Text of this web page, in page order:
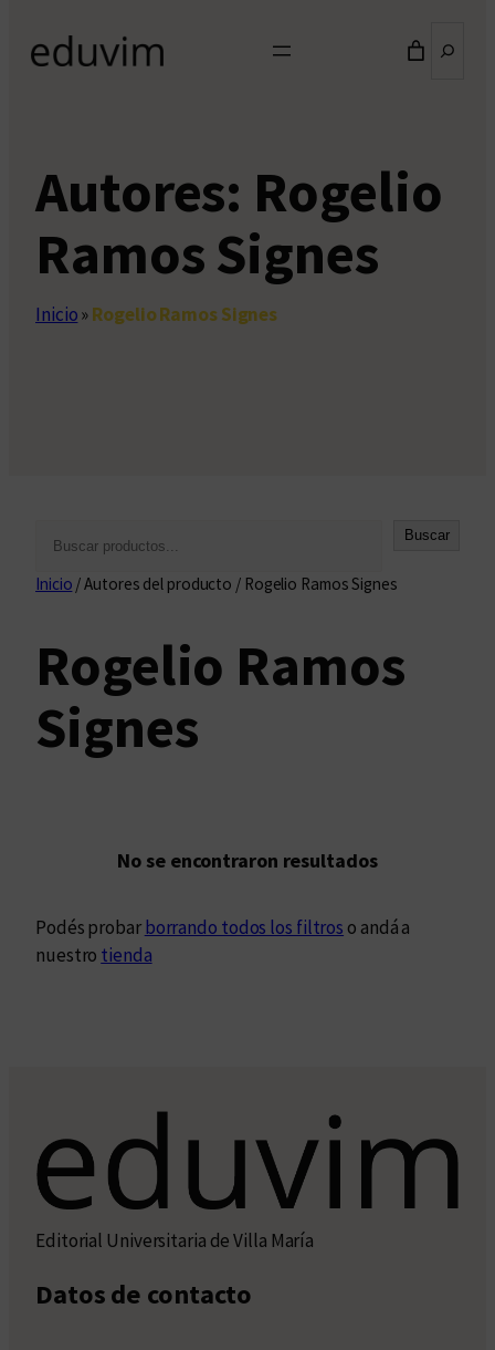
Autores: Rogelio
Ramos Signes
Inicio»Rogelio Ramos Signes
s
a
Buscar
Inicio / Autores del producto / Rogelio Ramos Signes
Rogelio Ramos
Signes
No se encontraron resultados
Podés probarborrando todos los filtros o andá a
nuestro tienda
Editorial Universitaria de Villa María
Datos de contacto